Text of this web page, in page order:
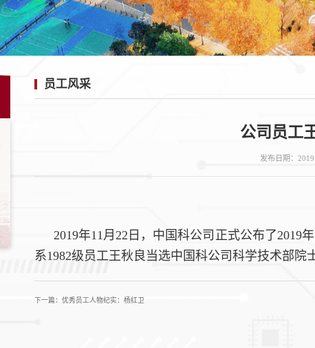
员工风采
公司员工
发布日期：
2019年11月22日，中国科公司正式公布了2019
系1982级员工王秋良当选中国科公司科学技术部院
下一篇：优秀员工人物纪实：杨红卫